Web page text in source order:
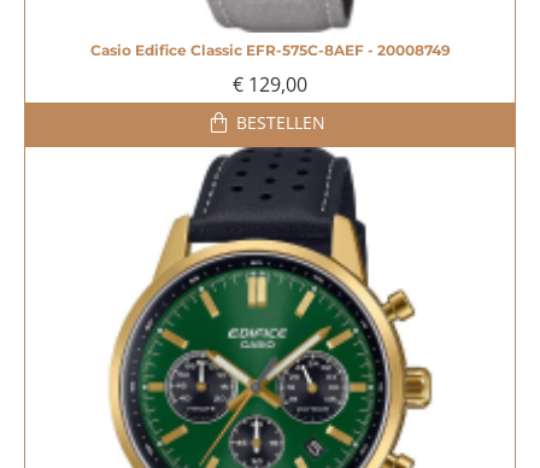
Casio Edifice Classic EFR-575C-8AEF - 20008749
€ 129,00
BESTELLEN